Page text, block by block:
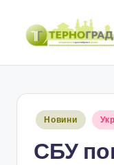
Перейти
Опубліковано
Новини
СБУ